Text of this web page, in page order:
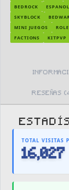
BEDROCK
ESPANOL
SKYBLOCK
MINI JUEGOS
FACTIONS
KITPVP
RESEÑAS
TOTAL VISITAS
16,027